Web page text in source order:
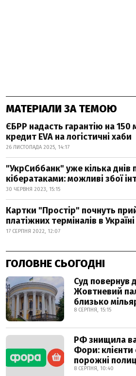
МАТЕРІАЛИ ЗА ТЕМОЮ
ЄБРР надасть гарантію на 150
кредит EVA на логістичні хаби
26 ЛИСТОПАДА 2025, 14:17
"УкрСиббанк" уже кілька днів
кібератаками: можливі збої
30 ЧЕРВНЯ 2023, 15:15
Картки "Простір" почнуть
платіжних терміналів в Україні
17 СЕРПНЯ 2022, 12:07
ГОЛОВНЕ СЬОГОДНІ
Суд повернув
Жовтневий
близько
8 СЕРПНЯ, 15:15
РФ знищила
Фори:
порожні
8 СЕРПНЯ, 10:40